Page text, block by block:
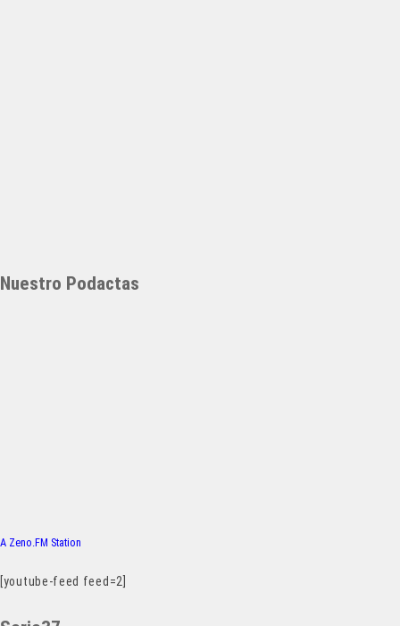
Nuestro Podactas
A Zeno.FM Station
[youtube-feed feed=2]